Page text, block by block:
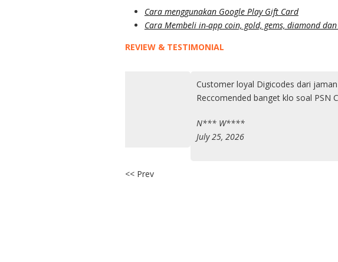
Cara menggunakan Google Play Gift Card
Cara Membeli in-app coin, gold, gems, diamond
REVIEW & TESTIMONIAL
Customer loyal Digicodes dari jaman purbakala
Reccomended banget klo soal PSN Card
<< Prev